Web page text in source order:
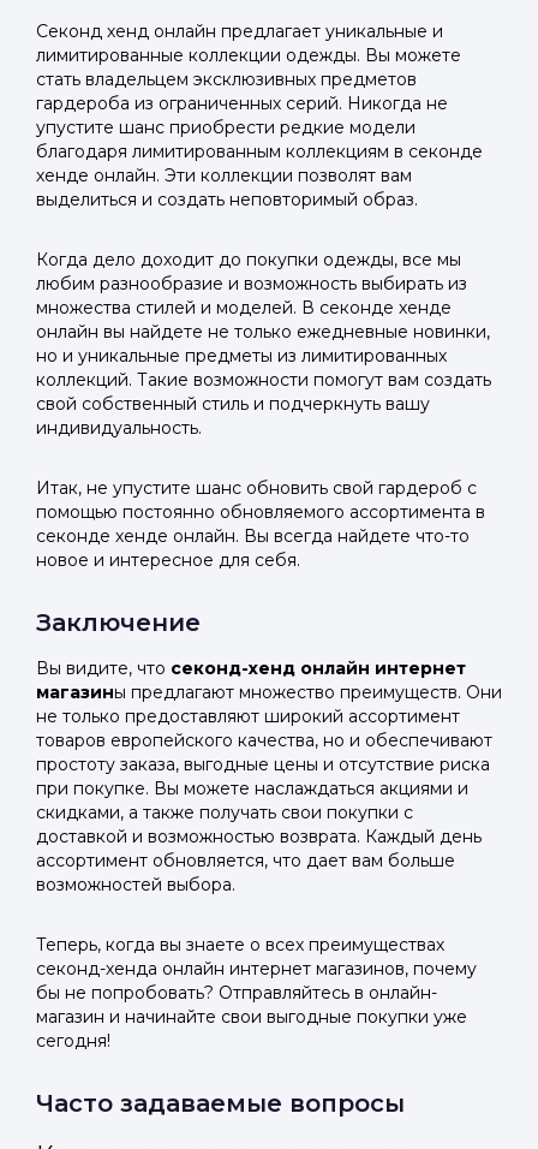
Секонд хенд онлайн предлагает уникальные и
лимитированные коллекции одежды. Вы можете
стать владельцем эксклюзивных предметов
гардероба из ограниченных серий. Никогда не
упустите шанс приобрести редкие модели
благодаря лимитированным коллекциям в секонде
хенде онлайн. Эти коллекции позволят вам
выделиться и создать неповторимый образ.
Когда дело доходит до покупки одежды, все мы
любим разнообразие и возможность выбирать из
множества стилей и моделей. В секонде хенде
онлайн вы найдете не только ежедневные новинки,
но и уникальные предметы из лимитированных
коллекций. Такие возможности помогут вам создать
свой собственный стиль и подчеркнуть вашу
индивидуальность.
Итак, не упустите шанс обновить свой гардероб с
помощью постоянно обновляемого ассортимента в
секонде хенде онлайн. Вы всегда найдете что-то
новое и интересное для себя.
Заключение
Вы видите, что секонд-хенд онлайн интернет
магазины предлагают множество преимуществ. Они
не только предоставляют широкий ассортимент
товаров европейского качества, но и обеспечивают
простоту заказа, выгодные цены и отсутствие риска
при покупке. Вы можете наслаждаться акциями и
скидками, а также получать свои покупки с
доставкой и возможностью возврата. Каждый день
ассортимент обновляется, что дает вам больше
возможностей выбора.
Теперь, когда вы знаете о всех преимуществах
секонд-хенда онлайн интернет магазинов, почему
бы не попробовать? Отправляйтесь в онлайн-
магазин и начинайте свои выгодные покупки уже
сегодня!
Часто задаваемые вопросы